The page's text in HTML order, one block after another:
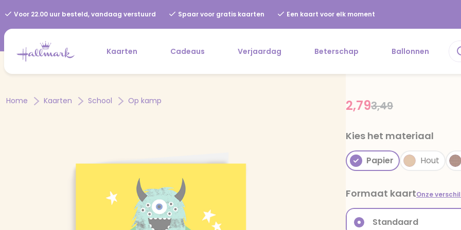
Voor 22.00 uur besteld, vandaag verstuurd Spaar voor gratis kaarten Een kaart voor elk moment
Kaarten Cadeaus Verjaardag Beterschap Ballonnen
Home Kaarten School Op kamp Price reduced
3,49to
2,79
Kies het materiaal
Papier Hout
Formaat kaartOnze
Standaard